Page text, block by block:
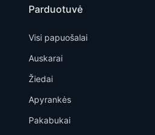
Parduotuvė
Visi papuošalai
Auskarai
Žiedai
Apyrankės
Pakabukai